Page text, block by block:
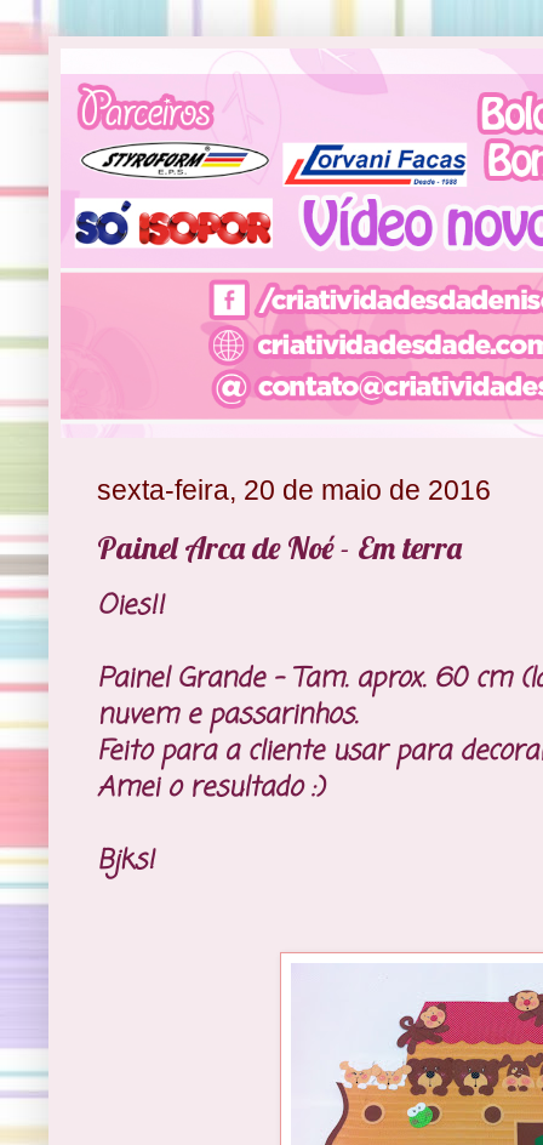
sexta-feira, 20 de maio de 2016
Painel Arca de Noé - Em terra
Oies!!
Painel Grande - Tam. aprox. 60 cm
nuvem e passarinhos.
Feito para a cliente usar para
Amei o resultado :)
Bjks!